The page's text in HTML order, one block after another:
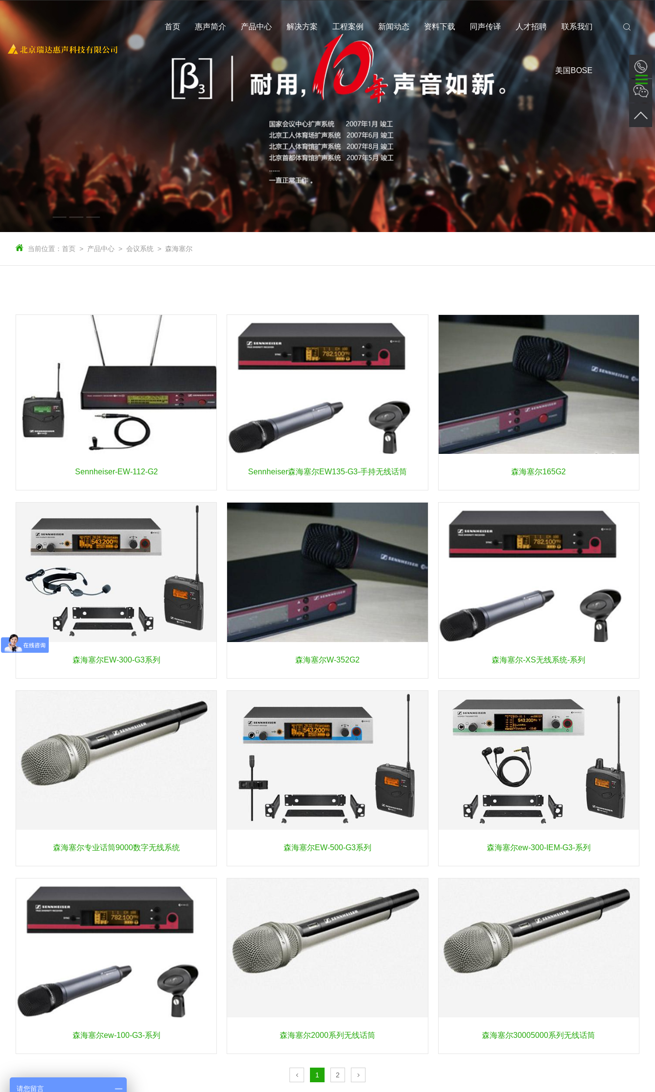
首页 惠声简介 产品中心 解决方案 工程案例 新闻动态 资料下载 同声传译 人才招聘 联系我们
美国BOSE
当前位置： 首页 产品中心 会议系统 森海塞尔
Sennheiser-EW-112-G2 Sennheiser森海塞尔EW135-G3-手持无线话筒 森海塞尔165G2
森海塞尔EW-300-G3系列 森海塞尔W-352G2 森海塞尔-XS无线系统-系列
森海塞尔专业话筒9000数字无线系统 森海塞尔EW-500-G3系列 森海塞尔ew-300-IEM-G3-系列
森海塞尔ew-100-G3-系列 森海塞尔2000系列无线话筒 森海塞尔30005000系列无线话筒
1
2
请您留言